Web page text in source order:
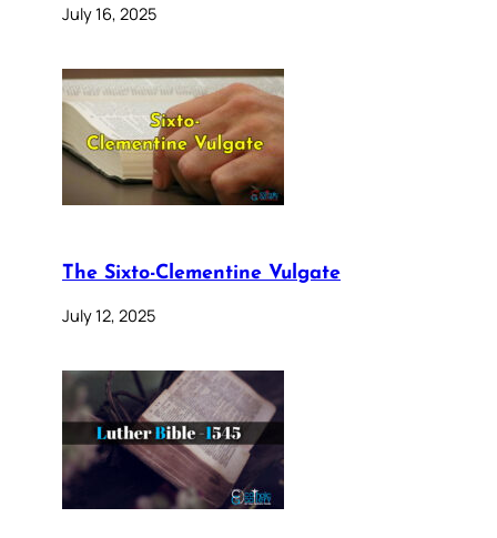
July 16, 2025
The Sixto-Clementine Vulgate
July 12, 2025